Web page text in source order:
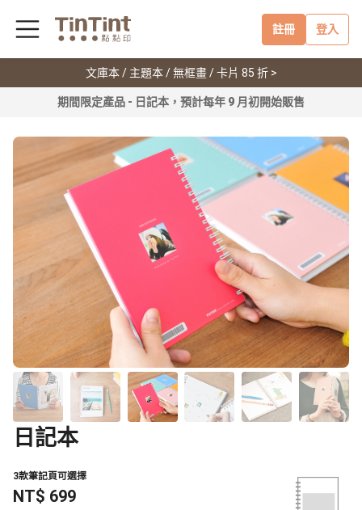
註冊 登入
文庫本 / 主題本 / 無框畫 / 卡片 85 折 >
期間限定產品 - 日記本，預計每年 9 月初開始販售
日記本
3款筆記頁可選擇
NT$ 699